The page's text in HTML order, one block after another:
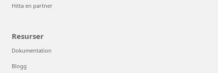
Hitta en partner
Resurser
Dokumentation
Blogg